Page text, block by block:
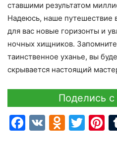
ставшими результатом
Надеюсь, наше путешествие
для вас новые горизонты и
ночных хищников.
таинственное уханье, вы
скрывается настоящий
Поделись
Facebook
VK